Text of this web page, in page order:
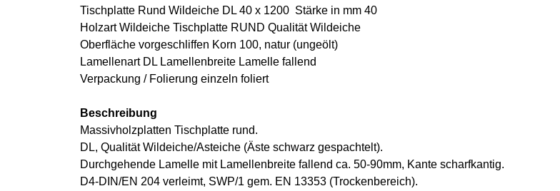
Tischplatte Rund Wildeiche DL 40 x 1200 Stärke in mm 40
Holzart Wildeiche Tischplatte RUND Qualität Wildeiche
Oberfläche vorgeschliffen Korn 100, natur (ungeölt)
Lamellenart DL Lamellenbreite Lamelle fallend
Verpackung / Folierung einzeln foliert
Beschreibung
Massivholzplatten Tischplatte rund.
DL, Qualität Wildeiche/Asteiche (Äste schwarz gespachtelt).
Durchgehende Lamelle mit Lamellenbreite fallend ca. 50-90mm, Kante scharfkantig.
D4-DIN/EN 204 verleimt, SWP/1 gem. EN 13353 (Trockenbereich).